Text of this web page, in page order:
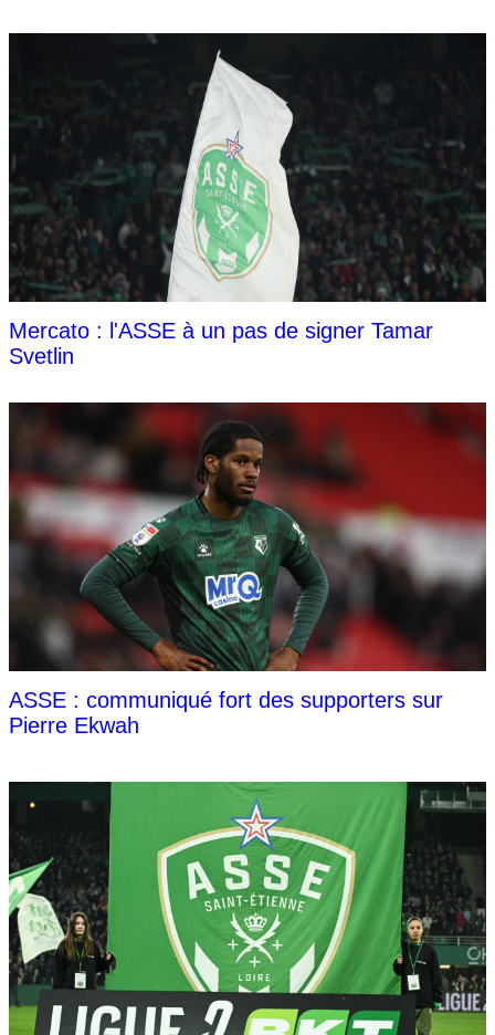
Mercato : l'ASSE à un pas de signer Tamar
Svetlin
ASSE : communiqué fort des supporters sur
Pierre Ekwah